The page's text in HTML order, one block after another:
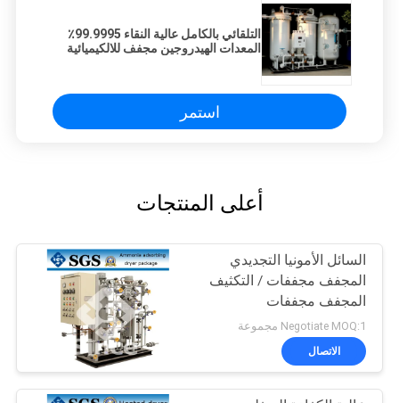
التلقائي بالكامل عالية النقاء 99.9995٪
المعدات الهيدروجين مجفف للالكيميائية
استمر
أعلى المنتجات
السائل الأمونيا التجديدي
المجفف مجففات / التكثيف
المجفف مجففات
Negotiate MOQ:1 مجموعة
الاتصال